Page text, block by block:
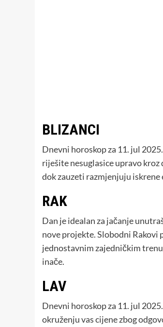
BLIZANCI
Dnevni horoskop za 11. jul
riješite nesuglasice upravo kroz
dok zauzeti razmjenjuju iskrene
RAK
Dan je idealan za jačanje
nove projekte. Slobodni Rakovi
jednostavnim zajedničkim
inače.
LAV
Dnevni horoskop za 11. jul
okruženju vas cijene zbog